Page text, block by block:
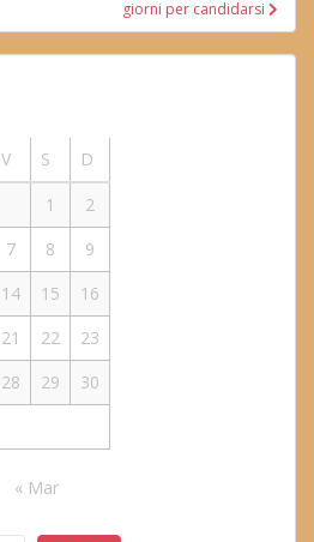
giorni per candidarsi
V S
D
1
2
7 8
9
14 15
16
21 22
23
28 29
30
« Mar